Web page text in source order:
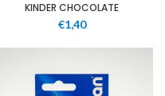
KINDER CHOCOLATE
€1,40